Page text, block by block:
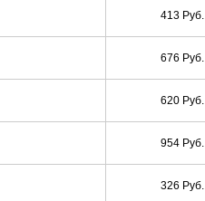
413 Руб.
676 Руб.
620 Руб.
954 Руб.
326 Руб.